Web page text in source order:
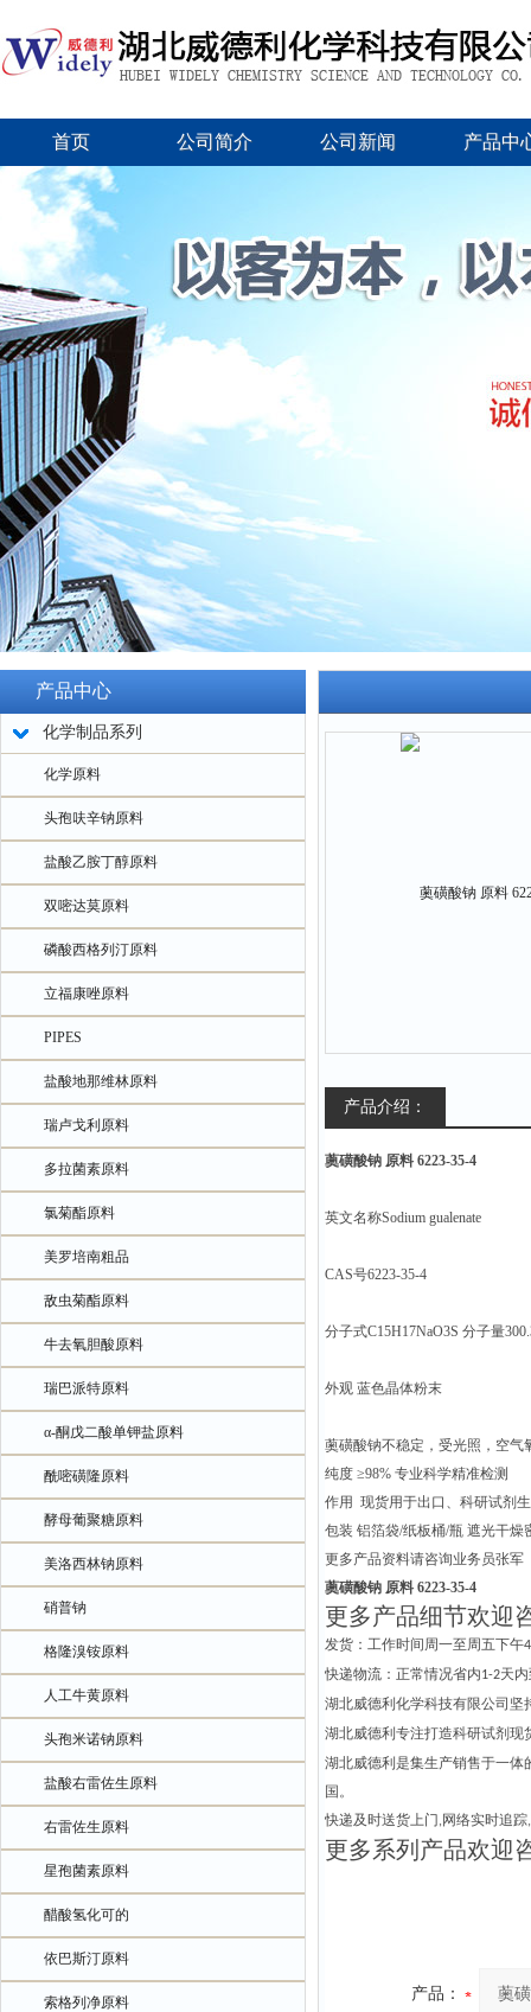
首页 公司简介 公司新闻 产品中
产品中心
化学制品系列
化学原料
头孢呋辛钠原料
盐酸乙胺丁醇原料
双嘧达莫原料
磷酸西格列汀原料
立福康唑原料
PIPES
盐酸地那维林原料
瑞卢戈利原料
多拉菌素原料
氯菊酯原料
美罗培南粗品
敌虫菊酯原料
牛去氧胆酸原料
瑞巴派特原料
α-酮戊二酸单钾盐原料
酰嘧磺隆原料
酵母葡聚糖原料
美洛西林钠原料
硝普钠
格隆溴铵原料
人工牛黄原料
头孢米诺钠原料
盐酸右雷佐生原料
右雷佐生原料
星孢菌素原料
醋酸氢化可的
依巴斯汀原料
索格列净原料
产品介绍：
薁磺酸钠 原料 6223-35-4
英文名称Sodium gualenate
CAS号6223-35-4
分子式C15H17NaO3S 分子量
外观 蓝色晶体粉末
薁磺酸钠不稳定，受光照，空气
纯度 ≥98% 专业科学精准检测
作用 现货用于出口、科研试剂
包装 铝箔袋/纸板桶/瓶 遮光干燥
更多产品资料请咨询业务员张军
薁磺酸钠 原料 6223-35-4
更多产品细节欢迎
发货：工作时间周一至周五下午4
快递物流：正常情况省内1-2天
湖北威德利化学科技有限公司坚
湖北威德利专注打造科研试剂现
湖北威德利是集生产销售于一体
国 。
快递及时送货上门, 网络实时追踪,
更多系列产品欢迎
产品：